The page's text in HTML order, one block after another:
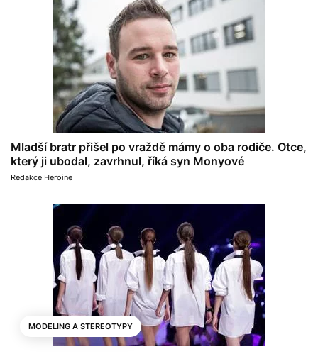
Mladší bratr přišel po vraždě mámy o oba rodiče. Otce,
který ji ubodal, zavrhnul, říká syn Monyové
Redakce Heroine
MODELING A STEREOTYPY